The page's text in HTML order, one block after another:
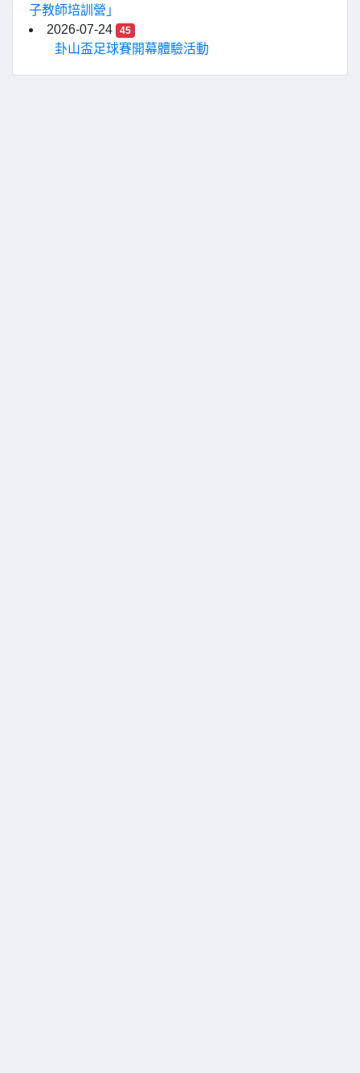
子教師培訓營」
2026-07-24
45
卦山盃足球賽開幕體驗活動